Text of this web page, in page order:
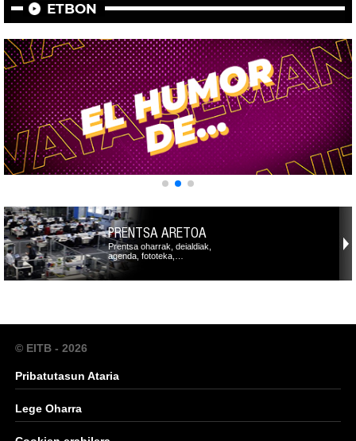
ETBON
PRENTSA ARETOA
Prentsa oharrak, deialdiak,
agenda, fototeka,…
© EITB - 2026
Pribatutasun Ataria
Lege Oharra